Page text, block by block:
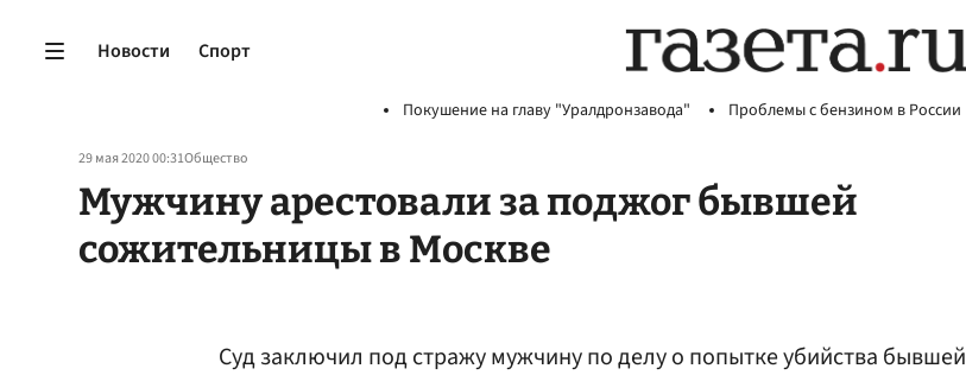
Новости Спорт
Покушение на главу "Уралдронзавода" Проблемы с бензином в России
29 мая 2020 00:31Общество
Мужчину арестовали за поджог бывшей
сожительницы в Москве
Суд заключил под стражу мужчину по делу о попытке убийства бывшей